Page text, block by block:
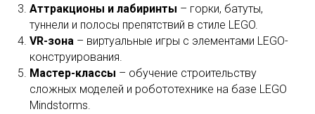
Аттракционы и лабиринты – горки, батуты,
туннели и полосы препятствий в стиле LEGO.
VR-зона – виртуальные игры с элементами LEGO-
конструирования.
Мастер-классы – обучение строительству
сложных моделей и робототехнике на базе LEGO
Mindstorms.